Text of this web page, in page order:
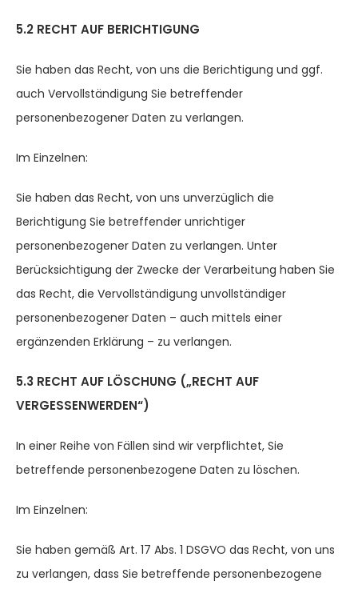
5.2 RECHT AUF BERICHTIGUNG
Sie haben das Recht, von uns die Berichtigung und ggf.
auch Vervollständigung Sie betreffender
personenbezogener Daten zu verlangen.
Im Einzelnen:
Sie haben das Recht, von uns unverzüglich die
Berichtigung Sie betreffender unrichtiger
personenbezogener Daten zu verlangen. Unter
Berücksichtigung der Zwecke der Verarbeitung haben Sie
das Recht, die Vervollständigung unvollständiger
personenbezogener Daten – auch mittels einer
ergänzenden Erklärung – zu verlangen.
5.3 RECHT AUF LÖSCHUNG („RECHT AUF
VERGESSENWERDEN“)
In einer Reihe von Fällen sind wir verpflichtet, Sie
betreffende personenbezogene Daten zu löschen.
Im Einzelnen:
Sie haben gemäß Art. 17 Abs. 1 DSGVO das Recht, von uns
zu verlangen, dass Sie betreffende personenbezogene